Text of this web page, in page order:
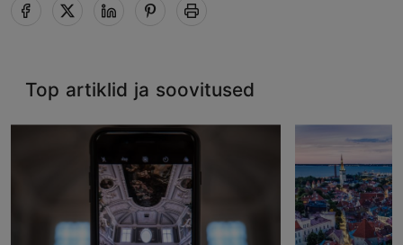
Top artiklid ja soovitused